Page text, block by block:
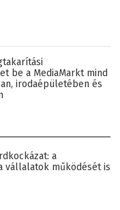
be a MediaMarkt mind
irodaépületében és
a
vállalatok működését is